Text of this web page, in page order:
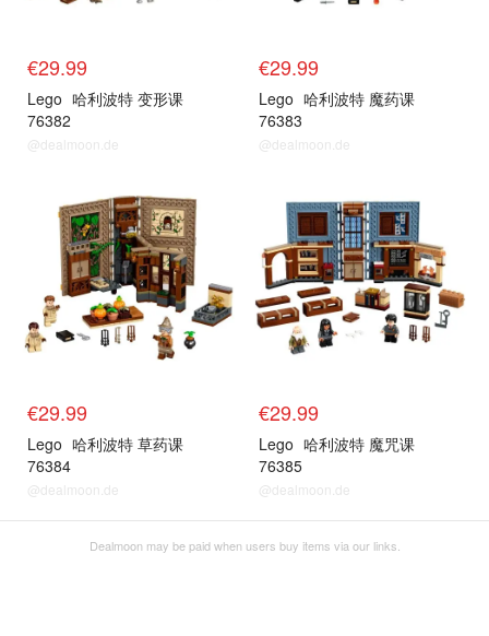
€29.99
Lego 哈利波特 变形课
76382
@dealmoon.de
€29.99
Lego 哈利波特 魔药课
76383
@dealmoon.de
€29.99
Lego 哈利波特 草药课
76384
@dealmoon.de
€29.99
Lego 哈利波特 魔咒课
76385
@dealmoon.de
Dealmoon may be paid when users buy items via our links.